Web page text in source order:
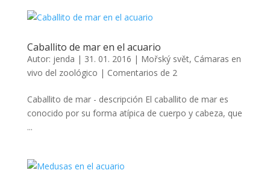
Caballito de mar en el acuario
Autor: jenda | 31. 01. 2016 | Mořský svět, Cámaras en
vivo del zoológico | Comentarios de 2
Caballito de mar - descripción El caballito de mar es
conocido por su forma atípica de cuerpo y cabeza, que
...